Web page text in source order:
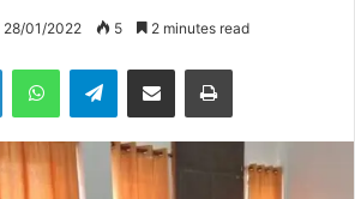
28/01/2022 5 2 minutes read
LinkedInWhatsAppTelegramShare via Email Print